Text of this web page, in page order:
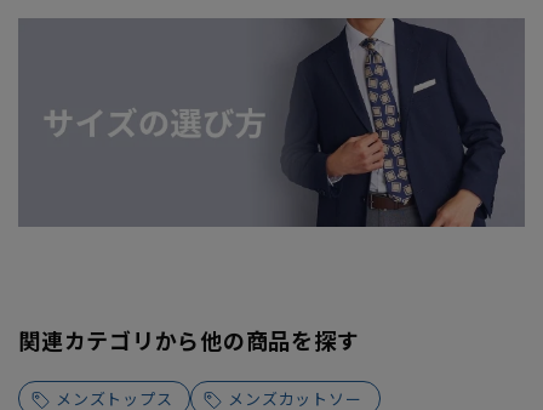
関連カテゴリから他の商品を探す
メンズトップス メンズカットソー